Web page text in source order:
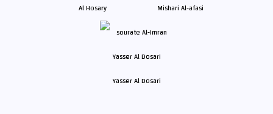
Al Hosary Mishari Al-afasi
Yasser Al Dosari